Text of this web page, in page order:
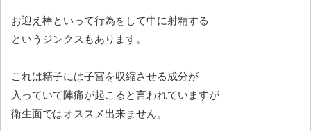
お迎え棒といって行為をして中に射精する
というジンクスもあります。
これは精子には子宮を収縮させる成分が
入っていて陣痛が起こると言われていますが
衛生面ではオススメ出来ません。